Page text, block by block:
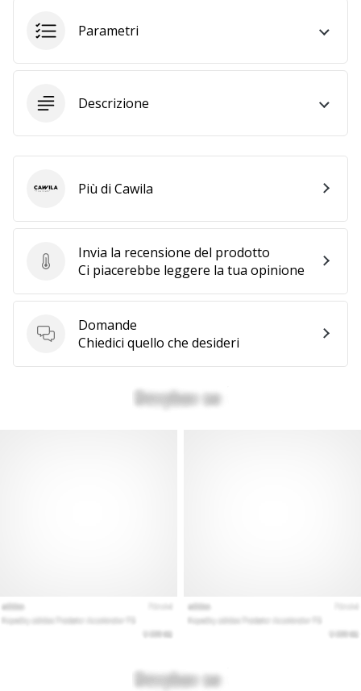
Parametri
Descrizione
Invia la recensione del prodotto
Invia la recensione del prodotto
Ci piacerebbe leggere la tua opinione
Domande
Domande
Chiedici quello che desideri
CawilaPiù di Cawila